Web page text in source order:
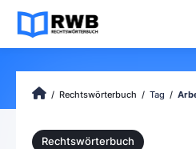
Rechtswörterbuch Tag
Rechtswörterbuch